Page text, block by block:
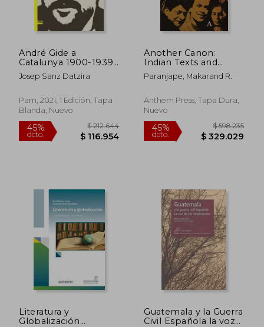
45%
dcto.
$ 141.089
$ 77.599
45%
dcto.
André Gide a
Catalunya 1900-1939:
248 (Textos i Estudis
de Cultura Catalana)
Josep Sanz Datzira
Pam, 2021, 1 Edición, Tapa
Blanda, Nuevo
Another Canon:
Indian Texts and
Traditions in English
(en Inglés)
Paranjape, Makarand R.
Anthem Press, Tapa Dura,
Nuevo
Literatura y
Globalización
Guatemala y la Guerra
Civil Española la voz